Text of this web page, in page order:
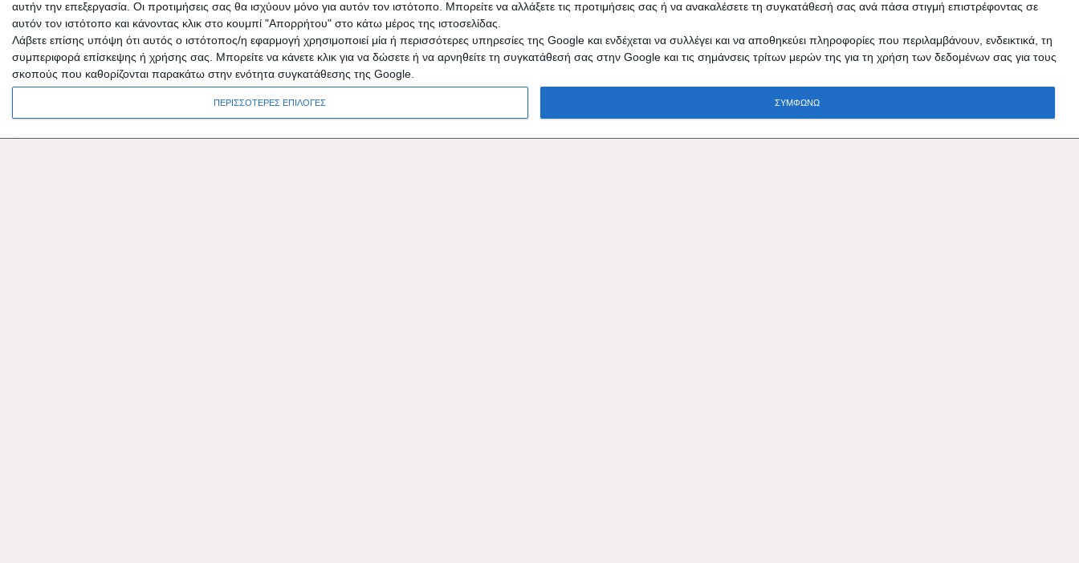
αυτήν την επεξεργασία. Οι προτιμήσεις σας θα ισχύουν μόνο για αυτόν τον ιστότοπο. Μπορείτε να αλλάξετε τις προτιμήσεις σας ή να ανακαλέσετε τη συγκατάθεσή σας ανά πάσα στιγμή επιστρέφοντας σε
αυτόν τον ιστότοπο και κάνοντας κλικ στο κουμπί "Απορρήτου" στο κάτω μέρος της ιστοσελίδας.
Λάβετε επίσης υπόψη ότι αυτός ο ιστότοπος/η εφαρμογή χρησιμοποιεί μία ή περισσότερες υπηρεσίες της Google και ενδέχεται να συλλέγει και να αποθηκεύει πληροφορίες που περιλαμβάνουν, ενδεικτικά, τη
συμπεριφορά επίσκεψης ή χρήσης σας. Μπορείτε να κάνετε κλικ για να δώσετε ή να αρνηθείτε τη συγκατάθεσή σας στην Google και τις σημάνσεις τρίτων μερών της για τη χρήση των δεδομένων σας για τους
σκοπούς που καθορίζονται παρακάτω στην ενότητα συγκατάθεσης της Google.
ΠΕΡΙΣΣΟΤΕΡΕΣ ΕΠΙΛΟΓΕΣ ΣΥΜΦΩΝΩ